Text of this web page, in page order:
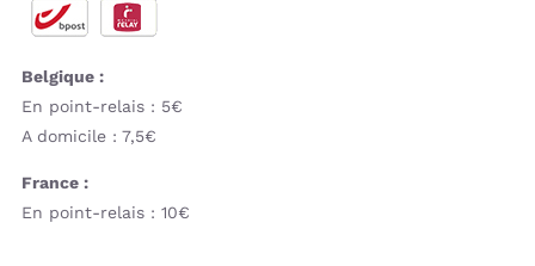
Belgique :
En point-relais : 5€
A domicile : 7,5€
France :
En point-relais : 10€